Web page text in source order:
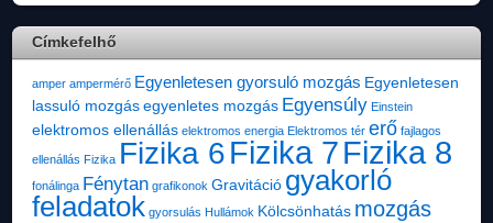
Címkefelhő
amper ampermérő Egyenletesen gyorsuló mozgás Egyenletesen
lassuló mozgás egyenletes mozgás Egyensúly Einstein
elektromos ellenállás elektromos energia Elektromos tér erő fajlagos
ellenállás Fizika Fizika 6Fizika 7Fizika 8
fonálinga Fénytan grafikonok Gravitáció gyakorló
feladatok gyorsulás Hullámok Kölcsönhatás mozgás